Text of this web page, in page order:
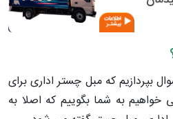
بپردازیم که مبل چستر اداری برای
به شما بگوییم که اصلا به